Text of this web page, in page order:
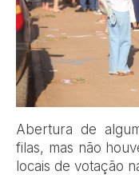
Abertura de
filas, mas não
locais de votação